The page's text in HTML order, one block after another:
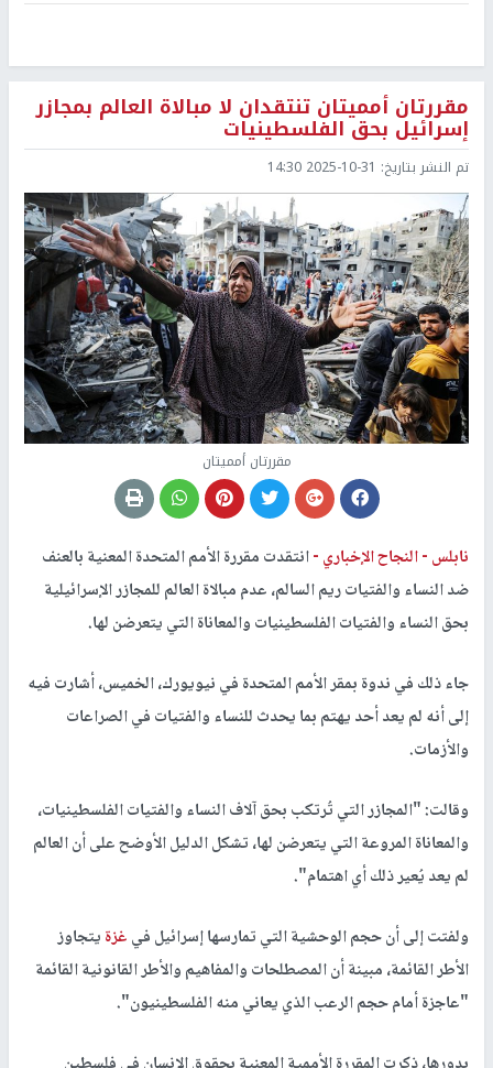
مقررتان أمميتان تنتقدان لا مبالاة العالم بمجازر
إسرائيل بحق الفلسطينيات
تم النشر بتاريخ: 2025-10-31 14:30
مقررتان أمميتان
نابلس -النجاح الإخباري -انتقدت مقررة الأمم المتحدة المعنية بالعنف
ضد النساء والفتيات ريم السالم، عدم مبالاة العالم للمجازر الإسرائيلية
بحق النساء والفتيات الفلسطينيات والمعاناة التي يتعرضن لها.
جاء ذلك في ندوة بمقر الأمم المتحدة في نيويورك، الخميس، أشارت فيه
إلى أنه لم يعد أحد يهتم بما يحدث للنساء والفتيات في الصراعات
والأزمات.
وقالت: "المجازر التي تُرتكب بحق آلاف النساء والفتيات الفلسطينيات،
والمعاناة المروعة التي يتعرضن لها، تشكل الدليل الأوضح على أن العالم
لم يعد يُعير ذلك أي اهتمام".
ولفتت إلى أن حجم الوحشية التي تمارسها إسرائيل فيغزةيتجاوز
الأطر القائمة، مبينة أن المصطلحات والمفاهيم والأطر القانونية القائمة
"عاجزة أمام حجم الرعب الذي يعاني منه الفلسطينيون".